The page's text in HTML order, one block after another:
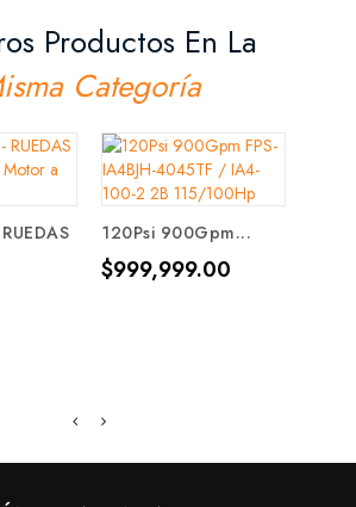
Productos En La
Categoría
120Psi 900Gpm...
Precio
$999,999.00